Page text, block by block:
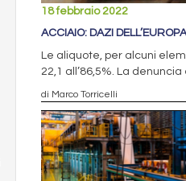
18 febbraio 2022
ACCIAIO: DAZI
Le aliquote, per alcuni
22,1 all’86,5%. La denuncia
di Marco Torricelli